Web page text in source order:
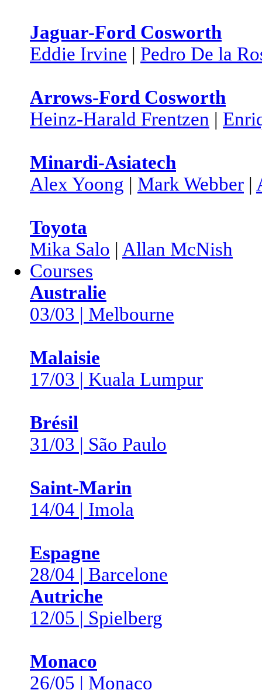
Jaguar-Ford Cosworth
Eddie Irvine | Pedro De la
Arrows-Ford Cosworth
Heinz-Harald Frentzen |
Minardi-Asiatech
Alex Yoong | Mark Webber |
Toyota
Mika Salo | Allan McNish
Courses
Australie
03/03 | Melbourne
Malaisie
17/03 | Kuala Lumpur
Brésil
31/03 | São Paulo
Saint-Marin
14/04 | Imola
Espagne
28/04 | Barcelone
Autriche
12/05 | Spielberg
Monaco
26/05 | Monaco